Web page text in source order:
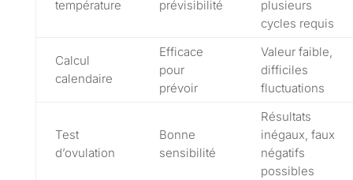
température
prévisibilité
plusieurs
cycles requis
Calcul
calendaire
Efficace
pour
prévoir
Valeur faible,
difficiles
fluctuations
Test
d’ovulation
Bonne
sensibilité
Résultats
inégaux, faux
négatifs
possibles